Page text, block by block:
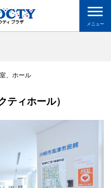
メニュー
、ホール
ティホール）